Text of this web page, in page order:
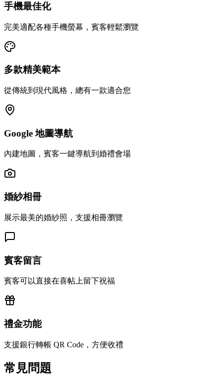
手機最佳化
完美適配各種手機螢幕，賓客輕鬆瀏覽
多款精美範本
從傳統到現代風格，總有一款適合您
Google 地圖導航
內建地圖，賓客一鍵導航到婚禮會場
婚紗相冊
展示最美的婚紗照，支援相冊瀏覽
賓客留言
賓客可以直接在喜帖上留下祝福
禮金功能
支援銀行轉帳 QR Code，方便收禮
常見問題